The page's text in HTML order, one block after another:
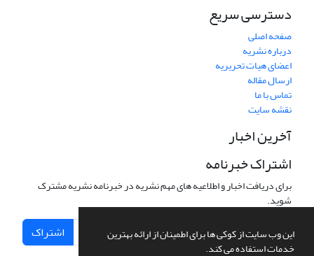
این وب سایت از کوکی ها برای اطمینان از ارائه بهترین
خدمات استفاده می کند.
دسترسی سریع
صفحه اصلی
درباره نشریه
اعضای هیات تحریریه
ارسال مقاله
تماس با ما
نقشه سایت
آخرین اخبار
اشتراک خبرنامه
برای دریافت اخبار و اطلاعیه های مهم نشریه در خبرنامه نشریه مشترک
شوید.
اشتراک